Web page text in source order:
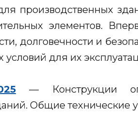
производственных
элементов.
долговечности и
для их
— Конструкции
Общие технические